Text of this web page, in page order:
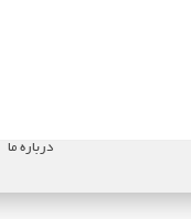
درباره ما